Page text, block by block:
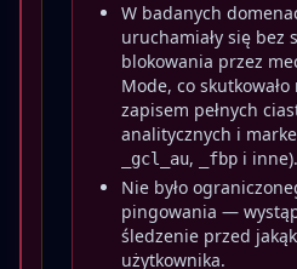
W badanych
uruchamiały się bez
blokowania przez
Mode, co
zapisem pełnych
analitycznych i
_gcl_au, _fbp i inne).
Nie było
pingowania —
śledzenie przed
użytkownika.